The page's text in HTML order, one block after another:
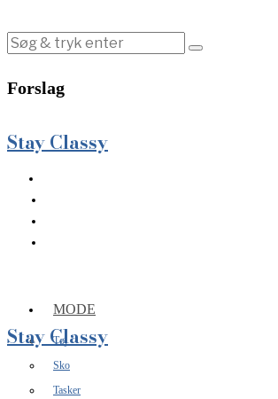
Forslag
Stay Classy
MODE
Tøj
Sko
Tasker
Stay Classy